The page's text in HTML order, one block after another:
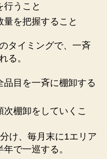
うこと
を把握すること
タイミングで、一斉
る。
目を一斉に棚卸する
棚卸をしていくこ
け、毎月末に1エリア
で一巡する。